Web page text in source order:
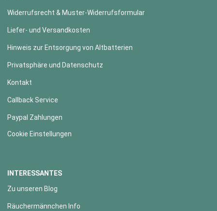
Widerrufsrecht & Muster-Widerrufsformular
Liefer- und Versandkosten
Hinweis zur Entsorgung von Altbatterien
Privatsphäre und Datenschutz
Kontakt
Callback Service
Paypal Zahlungen
Cookie Einstellungen
INTERESSANTES
Zu unseren Blog
Räuchermännchen Info